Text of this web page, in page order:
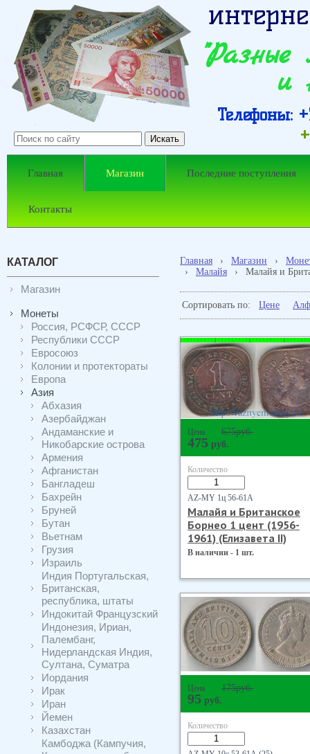
и
Телефоны:
Главная Магазин Последние поступления
Контакты
КАТАЛОГ
Магазин
Монеты
Россия, РСФСР, СССР
Республики СССР
Евросоюз
Колонии и протектораты
Европа
Азия
Абхазия
Азербайджан
Андаманские и
Никобарские острова
Армения
Афганистан
Бангладеш
Бахрейн
Бруней
Бутан
Вьетнам
Грузия
Израиль
Индия Португальская,
Британская,
республика, штаты
Индокитай Французский
Индонезия, Ириан,
Палембанг,
Нидерландская Индия,
Султана, Суматра
Иордания
Ирак
Иран
Йемен
Казахстан
Камбоджа (Кампучия,
Главная › Магазин ›
›
Малайя › Малайя и
Сортировать по: Цене
Цена 675руб.
475 руб.
Количество
AZ-MY 1ц 56-61А
Малайя и Британское
Борнео 1 цент (1956-
1961) (Елизавета II)
В наличии - 1 шт.
Цена 175руб.
95 руб.
Количество